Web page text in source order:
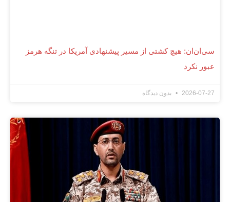
سی‌ان‌ان: هیچ کشتی از مسیر پیشنهادی آمریکا در تنگه هرمز
عبور نکرد
2026-07-27 بدون دیدگاه